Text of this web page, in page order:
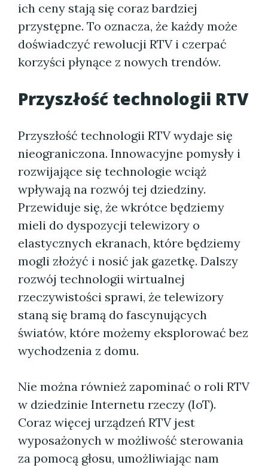
ich ceny stają się coraz bardziej
przystępne. To oznacza, że każdy może
doświadczyć rewolucji RTV i czerpać
korzyści płynące z nowych trendów.
Przyszłość technologii RTV
Przyszłość technologii RTV wydaje się
nieograniczona. Innowacyjne pomysły i
rozwijające się technologie wciąż
wpływają na rozwój tej dziedziny.
Przewiduje się, że wkrótce będziemy
mieli do dyspozycji telewizory o
elastycznych ekranach, które będziemy
mogli złożyć i nosić jak gazetkę. Dalszy
rozwój technologii wirtualnej
rzeczywistości sprawi, że telewizory
staną się bramą do fascynujących
światów, które możemy eksplorować bez
wychodzenia z domu.
Nie można również zapominać o roli RTV
w dziedzinie Internetu rzeczy (IoT).
Coraz więcej urządzeń RTV jest
wyposażonych w możliwość sterowania
za pomocą głosu, umożliwiając nam